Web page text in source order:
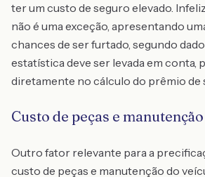
ter um custo de seguro elevado.
não é uma exceção, apresentando
chances de ser furtado, segundo
estatística deve ser levada em conta,
diretamente no cálculo do prêmio de
Custo de peças e manutenção
Outro fator relevante para a
custo de peças e manutenção do